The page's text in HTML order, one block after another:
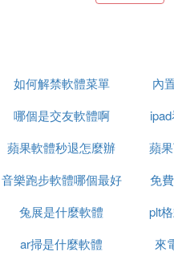
架，2層樑上橫下順雙門
向有次肋，背楞橫向
如何解禁軟體菜單
內
哪個是交友軟體啊
蘋果軟體秒退怎麼辦
蘋
音樂跑步軟體哪個最好 免
兔展是什麼軟體 plt
ar掃是什麼軟體 來